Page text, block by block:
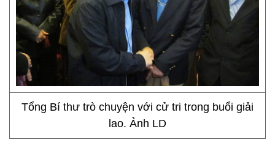
Tổng Bí thư trò chuyện với cử tri trong buổi giải
lao. Ảnh LD